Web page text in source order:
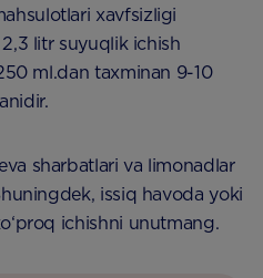
xavfsizligi
litr suyuqlik ichish
ml.dan taxminan 9-10
sharbatlari va limonadlar
issiq havoda yoki
ichishni unutmang.